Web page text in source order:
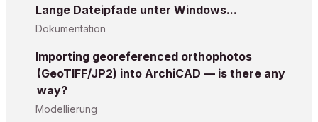
Lange Dateipfade unter Windows...
Dokumentation
Importing georeferenced orthophotos
(GeoTIFF/JP2) into ArchiCAD — is there any
way?
Modellierung